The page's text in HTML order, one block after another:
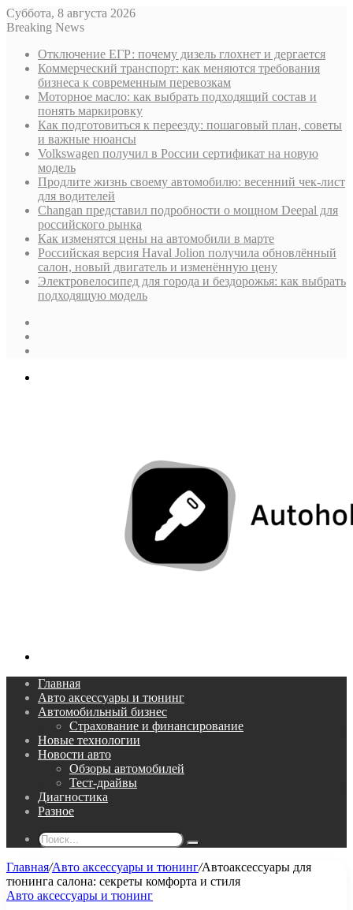
Суббота, 8 августа 2026
Breaking News
Отключение ЕГР: почему дизель глохнет и дергается
Коммерческий транспорт: как меняются требования
бизнеса к современным перевозкам
Моторное масло: как выбрать подходящий состав и
понять маркировку
Как подготовиться к переезду: пошаговый план, советы
и важные нюансы
Volkswagen получил в России сертификат на новую
модель
Продлите жизнь своему автомобилю: весенний чек-лист
для водителей
Changan представил подробности о мощном Deepal для
российского рынка
Как изменятся цены на автомобили в марте
Российская версия Haval Jolion получила обновлённый
салон, новый двигатель и изменённую цену
Электровелосипед для города и бездорожья: как выбрать
подходящую модель
Главная
Авто аксессуары и тюнинг
Автомобильный бизнес
Страхование и финансирование
Новые технологии
Новости авто
Обзоры автомобилей
Тест-драйвы
Диагностика
Разное
Поиск...
Главная/Авто аксессуары и тюнинг/Автоаксессуары для
тюнинга салона: секреты комфорта и стиля
Авто аксессуары и тюнинг